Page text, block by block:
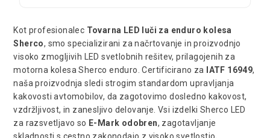
Kot profesionalec Tovarna LED luči za enduro kolesa
Sherco, smo specializirani za načrtovanje in proizvodnjo
visoko zmogljivih LED svetlobnih rešitev, prilagojenih za
motorna kolesa Sherco enduro. Certificirano za
IATF 16949,
naša proizvodnja sledi strogim standardom upravljanja
kakovosti avtomobilov, da zagotovimo dosledno kakovost,
vzdržljivost, in zanesljivo delovanje. Vsi izdelki Sherco LED
za razsvetljavo so E-Mark odobren, zagotavljanje